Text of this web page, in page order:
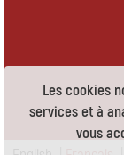
Les cookies
services et à
vous